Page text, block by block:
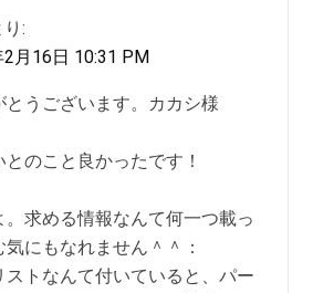
り:
月16日 10:31 PM
とうございます。カカシ様
のこと良かったです！
。求める情報なんて何一つ載っ
にもなれません＾＾：
ストなんて付いていると、パー